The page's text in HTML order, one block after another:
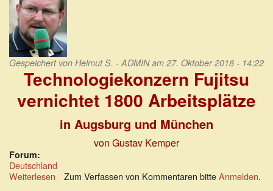
Gespeichert von Helmut S. - ADMINam 27. Oktober 2018 - 14:22
Technologiekonzern Fujitsu
vernichtet 1800 Arbeitsplätze
in Augsburg und München
von Gustav Kemper
Forum:
Deutschland
Weiterlesen über
Zum Verfassen von Kommentaren bitteAnmelden.